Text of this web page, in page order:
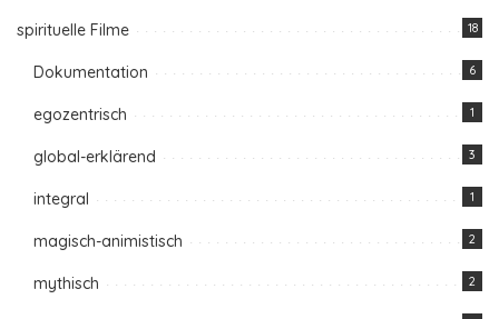
spirituelle Filme 18
Dokumentation 6
egozentrisch 1
global-erklärend 3
integral 1
magisch-animistisch 2
mythisch 2